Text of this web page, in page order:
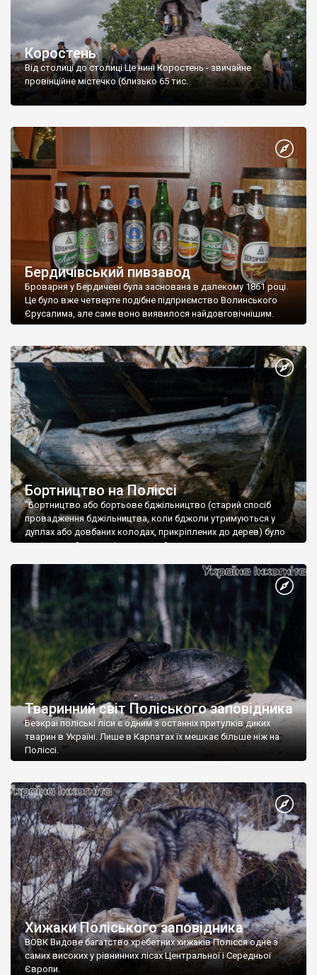
підпорядкування:Андрушівка, Коростень, Малин, Овруч,
Радомишль; 45 селищ міського типу; 1631 сільський
населений пункт. Населення області становить 1432,7 тис.;
міське населення 806,3 тис. осіб (56,3%), сільське – 626,4 тис.
осіб (43,7%).
періоду існування Київської Русі; пам’ятки садово-паркового
мистецтва, музей фарфору в Баранівці, садиба і пейзажний
парк у містечку
, де жив і працював видатний
французький письменник Оноре де Бальзак, музей
космонавтики ім. С.П. Корольова. Також відомо такий факт, що
в місті Бердичеві у костьолі Св. Варвари вінчався відомий
французький прозаїк Оноре де Бальзак з Евеліною Ганською.
Унікальним куточком мальовничої поліської природи є
Поліський природний заповідник.
Коростень
Від столиці до столиці Це нині Коростень - звичайне
провінційне містечко (близько 65 тис.
Бердичівський пивзавод
Броварня у Бердичеві була заснована в далекому 1861 році.
Це було вже четверте подібне підприємство Волинського
Єрусалима, але саме воно виявилося найдовговічнішим.
Бортництво на Поліссі
"Бортництво або бортьове бджільництво (старий спосіб
провадження бджільництва, коли бджоли утримуються у
дуплах або довбаних колодах, прикріплених до дерев) було
однією з найважливіших галузей госп
Тваринний світ Поліського заповідника
Безкраї поліські ліси є одним з останніх притулків диких
тварин в Україні. Лише в Карпатах їх мешкає більше ніж на
Поліссі.
Хижаки Поліського заповідника
ВОВК Видове багатство хребетних хижаків Полісся одне з
самих високих у рівнинних лісах Центральної і Середньої
Європи.